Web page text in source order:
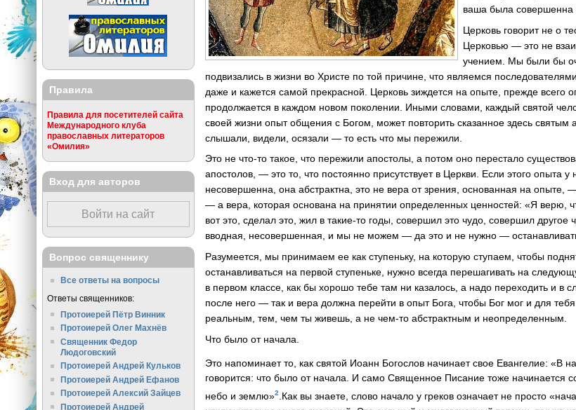
ваша была совершенна
Церковь говорит не о
Церковью — это не
учением. Мы были бы
подвизались в жизни во Христе по той причине, что являемся
даже и кажется самой прекрасной. Церковь зиждется на опыте, прежде всего
продолжается в каждом новом поколении. Иными словами, каждый святой
своей жизни опыт общения с Богом, может повторить сказанное здесь
слышали, видели, осязали — то есть что мы пережили.
Это не что-то такое, что пережили апостолы, а потом оно перестало
апостолов, — это то, что постоянно присутствует в Церкви. Если этого опыта
несовершенна, она абстрактна, это не вера от зрения, основанная на опыте,
— а вера, которая основана на принятии определенных ценностей: «Я верю,
вот это, сделал это, жил в такие-то годы, совершил это чудо, совершил другое
вводная, несовершенная, и мы не можем — да это и не нужно —
Разумеется, мы принимаем ее как ступеньку, на которую ступаем, чтобы
останавливаться на первой ступеньке, нужно всегда перешагивать на
в первом классе, как бы хорошо тебе там ни казалось, а надо переходить и
после него — так и вера должна перейти в опыт Бога, чтобы Бог мог и для тебя
реальным, тем, чем ты живешь, а не чем-то абстрактным и неопределенным.
Что было от начала.
Это напоминает то, как святой Иоанн Богослов начинает свое Евангелие: «В
говорится: что было от начала. И само Священное Писание тоже начинается
небо и землю»2.Как вы знаете, слово начало у греков означает не просто
Правила
Правила для посетителей сайта
Международного клуба
православных литераторов
«Омилия»
Вход для авторов
Войти на сайт
Вопрос священнику
Все ответы на вопросы
Ответы священников:
Протоиерей Пётр Винник
Протоиерей Олег Махнёв
Священник Федор
Людоговский
Протоиерей Андрей Кульков
Протоиерей Андрей Ефанов
Протоиерей Алексий Зайцев
Протоиерей Андрей